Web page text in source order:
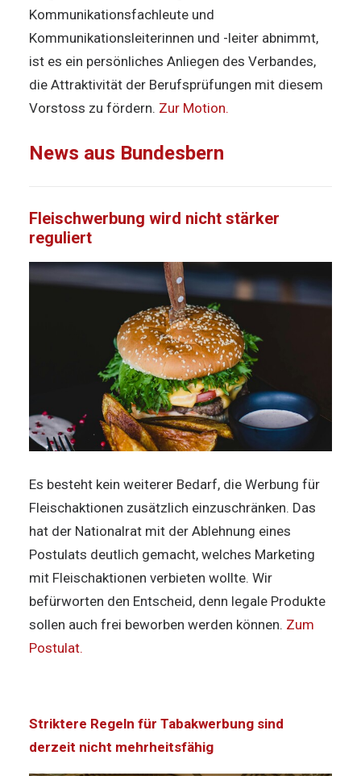
Kommunikationsfachleute und
Kommunikationsleiterinnen und -leiter abnimmt,
ist es ein persönliches Anliegen des Verbandes,
die Attraktivität der Berufsprüfungen mit diesem
Vorstoss zu fördern. Zur Motion.
News aus Bundesbern
Fleischwerbung wird nicht stärker
reguliert
Es besteht kein weiterer Bedarf, die Werbung für
Fleischaktionen zusätzlich einzuschränken. Das
hat der Nationalrat mit der Ablehnung eines
Postulats deutlich gemacht, welches Marketing
mit Fleischaktionen verbieten wollte. Wir
befürworten den Entscheid, denn legale Produkte
sollen auch frei beworben werden können. Zum
Postulat.
Striktere Regeln für Tabakwerbung sind
derzeit nicht mehrheitsfähig